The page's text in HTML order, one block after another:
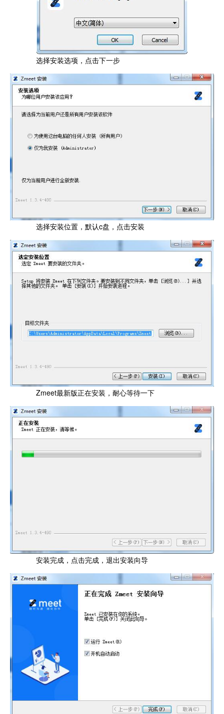
选择安装选项，点击下一步
选择安装位置，默认c盘，点击安装
Zmeet最新版正在安装，耐心等待一下
安装完成，点击完成，退出安装向导